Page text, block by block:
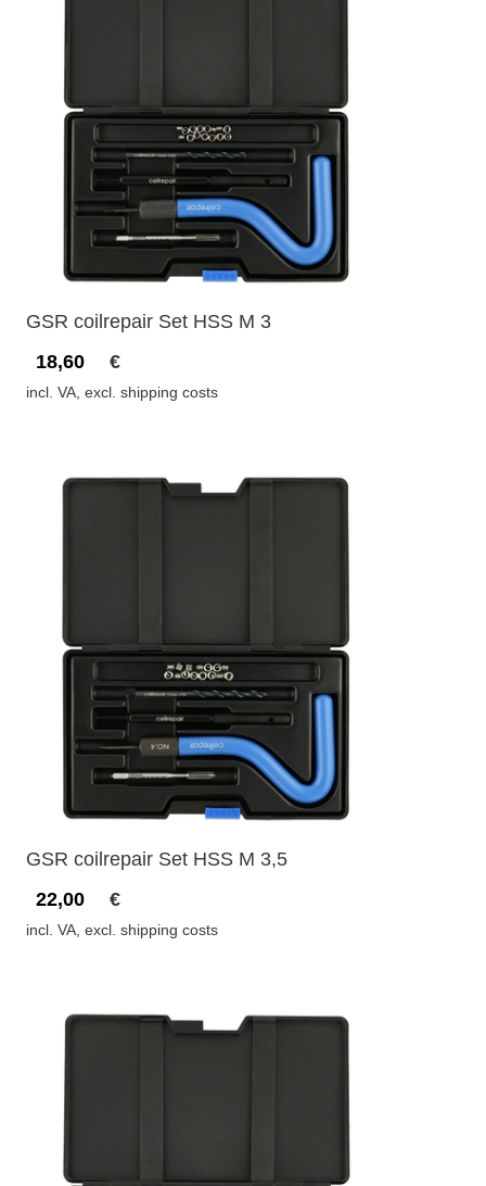
GSR coilrepair Set HSS M 3
18,60
€
incl. VA, excl. shipping costs
GSR coilrepair Set HSS M 3,5
22,00
€
incl. VA, excl. shipping costs